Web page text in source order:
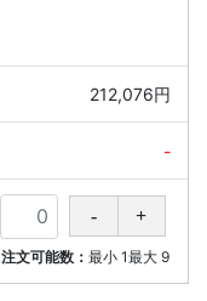
212,076円
-
注文可能数：最小 1最大 9